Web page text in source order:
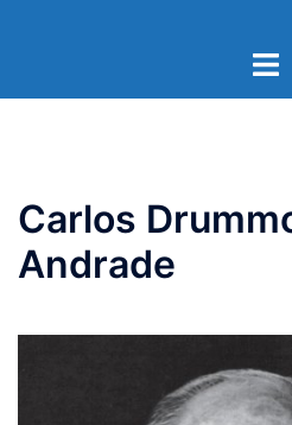
Carlos
Andrade